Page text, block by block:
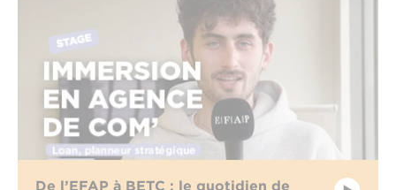
De l’EFAP à BETC : le quotidien de